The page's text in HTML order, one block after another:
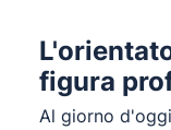
figura
Al giorno